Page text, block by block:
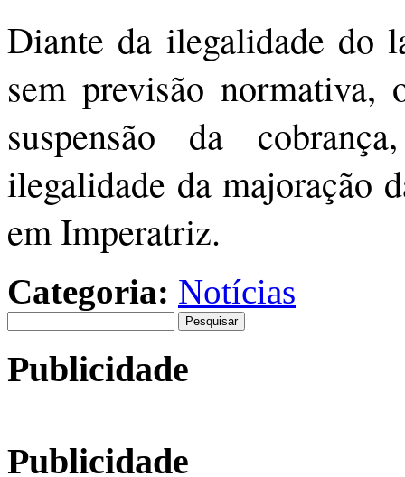
Diante da ilegalidade do
sem previsão
suspensão da
ilegalidade da majoração
em Imperatriz.
Categoria: Notícias
por:
Publicidade
Publicidade